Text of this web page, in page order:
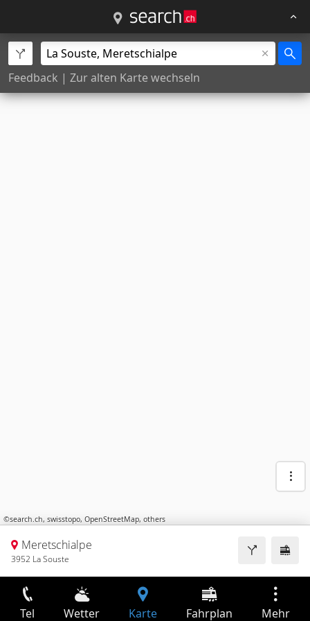
Feedback | Zur alten Karte wechseln
©search.ch, swisstopo, OpenStreetMap, others
Meretschialpe
3952 La Souste
Tel Wetter Karte Fahrplan Mehr